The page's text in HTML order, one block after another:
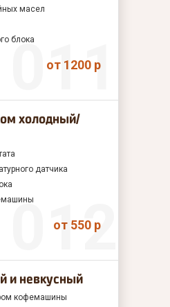
масел
блока
от 1200 р
холодный/
датчика
от 550 р
и невкусный
кофемашины